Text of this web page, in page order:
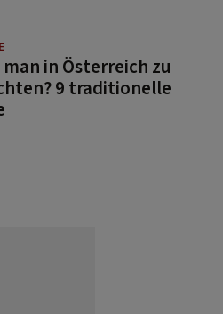
man in Österreich zu
9 traditionelle